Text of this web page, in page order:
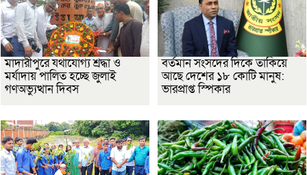
মাদারীপুরে যথাযোগ্য শ্রদ্ধা ও
মর্যাদায় পালিত হচ্ছে জুলাই
গণঅভ্যুত্থান দিবস
বর্তমান সংসদের দিকে তাকিয়ে
আছে দেশের ১৮ কোটি মানুষ:
ভারপ্রাপ্ত স্পিকার